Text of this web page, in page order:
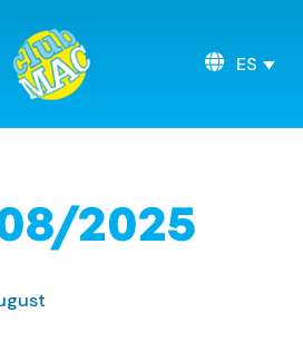
ES
2025